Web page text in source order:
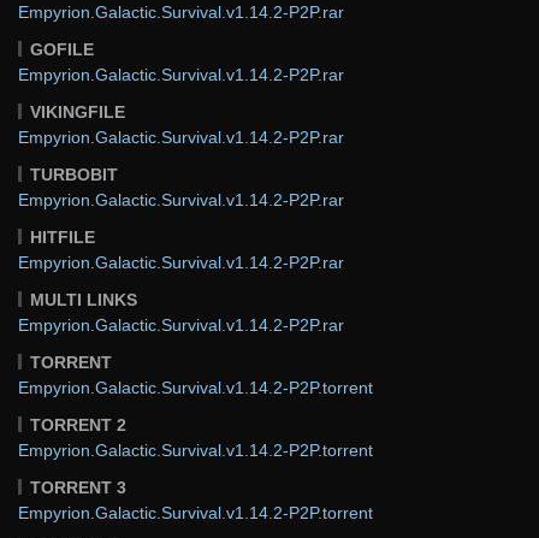
Empyrion.Galactic.Survival.v1.14.2-P2P.rar
GOFILE
Empyrion.Galactic.Survival.v1.14.2-P2P.rar
VIKINGFILE
Empyrion.Galactic.Survival.v1.14.2-P2P.rar
TURBOBIT
Empyrion.Galactic.Survival.v1.14.2-P2P.rar
HITFILE
Empyrion.Galactic.Survival.v1.14.2-P2P.rar
MULTI LINKS
Empyrion.Galactic.Survival.v1.14.2-P2P.rar
TORRENT
Empyrion.Galactic.Survival.v1.14.2-P2P.torrent
TORRENT 2
Empyrion.Galactic.Survival.v1.14.2-P2P.torrent
TORRENT 3
Empyrion.Galactic.Survival.v1.14.2-P2P.torrent